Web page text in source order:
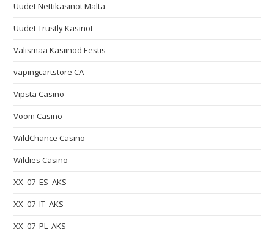
Uudet Nettikasinot Malta
Uudet Trustly Kasinot
Välismaa Kasiinod Eestis
vapingcartstore CA
Vipsta Casino
Voom Casino
WildChance Casino
Wildies Casino
XX_07_ES_AKS
XX_07_IT_AKS
XX_07_PL_AKS